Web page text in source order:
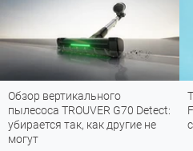
Обзор вертикального
пылесоса TROUVER G70 Detect:
убирается так, как другие не
могут